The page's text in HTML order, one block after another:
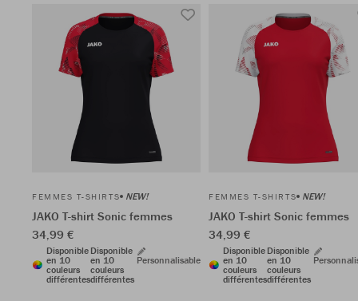
FEMMES T-SHIRTS NEW!
JAKO T-shirt Sonic femmes
34,99 €
Disponible
en 10
couleurs
différentes
Disponible
en 10
couleurs
différentes
Personnalisable
FEMMES T-SHIRTS NEW!
JAKO T-shirt Sonic femmes
34,99 €
Disponible
en 10
couleurs
différentes
Disponible
en 10
couleurs
différentes